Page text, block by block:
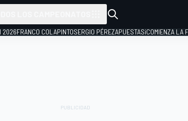
2026FRANCO COLAPINTOSERGIO PÉREZAPUESTAS¡COMIENZA LA